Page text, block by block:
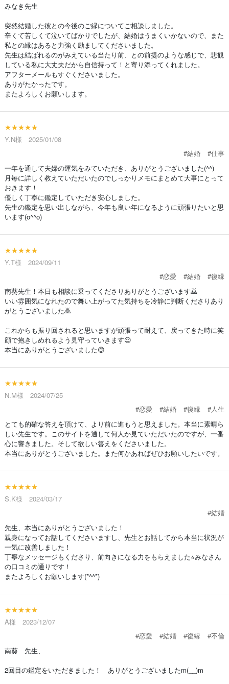
みなき先生
突然結婚した彼との今後のご縁についてご相談しました。
辛くて苦しくて泣いてばかりでしたが、結婚はうまくいかないので、また
私との縁はあると力強く励ましてくださいました。
先生は結ばれるのがみえている当たり前、との前提のような感じで、悲観
している私に大丈夫だから自信持って！と寄り添ってくれました。
アフターメールもすぐくださいました。
ありがたかったです。
またよろしくお願いします。
★★★★★
Y.N様 2025/01/08
#結婚
#仕事
一年を通して夫婦の運気をみていただき、ありがとうございました(^^)
月毎に詳しく教えていただいたのでしっかりメモにまとめて大事にとって
おきます！
優しく丁寧に鑑定していただき安心しました。
先生の鑑定を思い出しながら、今年も良い年になるように頑張りたいと思
います(o^^o)
★★★★★
Y.T様 2024/09/11
#恋愛
#結婚
#復縁
南葵先生！本日も相談に乗ってくださりありがとうございます🙇
いい雰囲気になれたので舞い上がってた気持ちを冷静に判断くださりあり
がとうございました🙇
これからも振り回されると思いますが頑張って耐えて、戻ってきた時に笑
顔で抱きしめれるよう見守っていきます😌
本当にありがとうございました😊
★★★★★
N.M様 2024/07/25
#恋愛
#結婚 #復縁
#人生
とても的確な答えを頂けて、より前に進もうと思えました。本当に素晴ら
しい先生です。このサイトを通して何人か見ていただいたのですが、一番
心に響きました。そして欲しい答えをくださいました。
本当にありがとうございました。また何かあればぜひお願いしたいです。
★★★★★
S.K様 2024/03/17
#結婚
先生、本当にありがとうございました！
親身になってお話してくださいますし、先生とお話してから本当に状況が
一気に改善しました！
丁寧なメッセージもくださり、前向きになる力をもらえました⭐︎みなさん
の口コミの通りです！
またよろしくお願いします(*^^*)
★★★★★
A様 2023/12/07
#恋愛
#結婚 #復縁
#不倫
南葵 先生、
2回目の鑑定をいただきました！ ありがとうございましたm(__)m